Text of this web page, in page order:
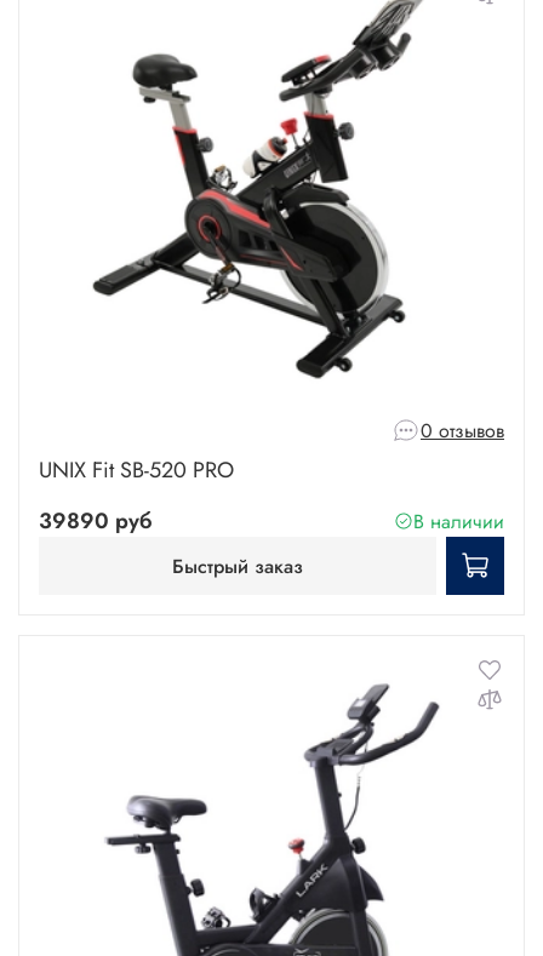
0 отзывов
UNIX Fit SB-520 PRO
39890 руб
В наличии
Быстрый заказ